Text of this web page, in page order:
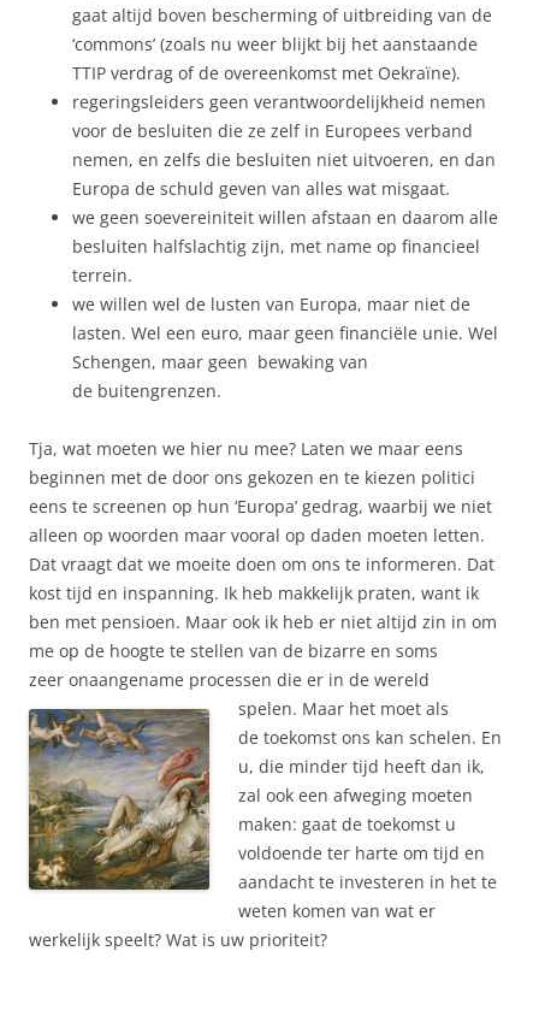
gaat altijd boven bescherming of uitbreiding van de
‘commons’ (zoals nu weer blijkt bij het aanstaande
TTIP verdrag of de overeenkomst met Oekraïne).
regeringsleiders geen verantwoordelijkheid nemen
voor de besluiten die ze zelf in Europees verband
nemen, en zelfs die besluiten niet uitvoeren, en dan
Europa de schuld geven van alles wat misgaat.
we geen soevereiniteit willen afstaan en daarom alle
besluiten halfslachtig zijn, met name op financieel
terrein.
we willen wel de lusten van Europa, maar niet de
lasten. Wel een euro, maar geen financiële unie. Wel
Schengen, maar geen bewaking van
de buitengrenzen.
Tja, wat moeten we hier nu mee? Laten we maar eens
beginnen met de door ons gekozen en te kiezen politici
eens te screenen op hun ‘Europa’ gedrag, waarbij we niet
alleen op woorden maar vooral op daden moeten letten.
Dat vraagt dat we moeite doen om ons te informeren. Dat
kost tijd en inspanning. Ik heb makkelijk praten, want ik
ben met pensioen. Maar ook ik heb er niet altijd zin in om
me op de hoogte te stellen van de bizarre en soms
zeer onaangename processen die er in de wereld
spelen. Maar het moet als
de toekomst ons kan schelen. En
u, die minder tijd heeft dan ik,
zal ook een afweging moeten
maken: gaat de toekomst u
voldoende ter harte om tijd en
aandacht te investeren in het te
weten komen van wat er
werkelijk speelt? Wat is uw prioriteit?